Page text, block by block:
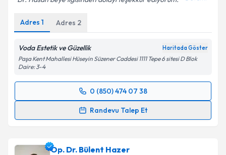
Metni'ni okudum ve kişisel verilerimin belirtilen
kapsamda işlenmesini kabul ediyorum.
Takvim Talebini Gönder
Adres 1 Adres 2
Voda Estetik ve Güzellik Haritada Göster
Paşa Kent Mahallesi Hüseyin Süzener Caddesi 1111 Tepe 6 sitesi D Blok
Daire: 3-4
0 (850) 474 07 38
Randevu Talep Et
Randevu Takvimi Talebi
takvim hazırlandığında e-posta ile bilgilendireceğiz.
Op. Dr. Bülent Hazer